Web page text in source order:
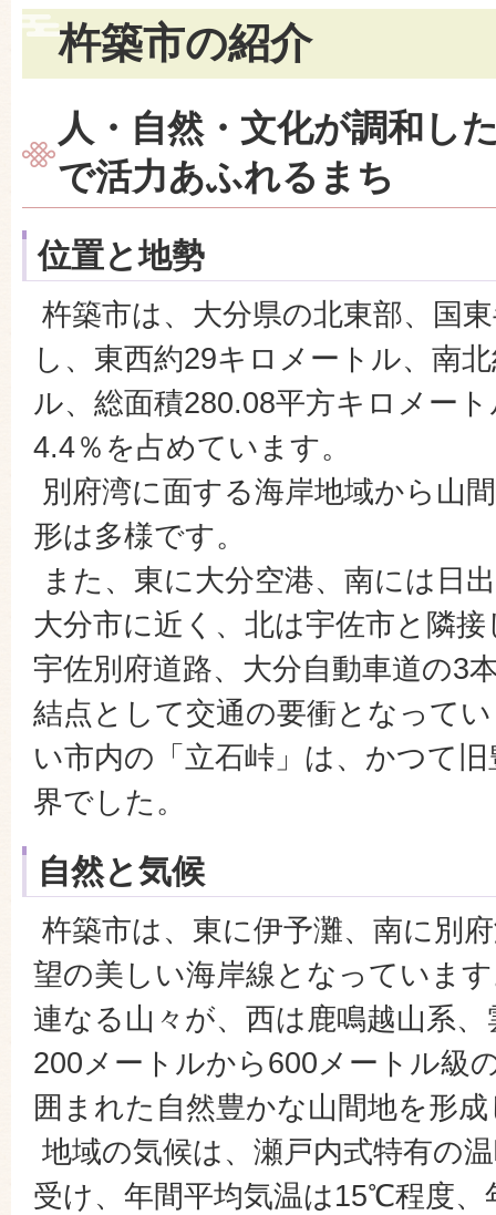
杵築市の紹介
人・自然・文化が調和し
で活力あふれるまち
位置と地勢
杵築市は、大分県の北東部、国
し、東西約29キロメートル、南
ル、総面積280.08平方キロメー
4.4％を占めています。
別府湾に面する海岸地域から山
形は多様です。
また、東に大分空港、南には日
大分市に近く、北は宇佐市と隣
宇佐別府道路、大分自動車道の3
結点として交通の要衝となって
い市内の「立石峠」は、かつて
界でした。
自然と気候
杵築市は、東に伊予灘、南に別
望の美しい海岸線となっていま
連なる山々が、西は鹿鳴越山系
200メートルから600メートル級
囲まれた自然豊かな山間地を形
地域の気候は、瀬戸内式特有の
受け、年間平均気温は15℃程度、